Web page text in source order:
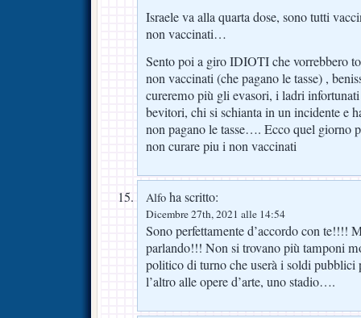
Israele va alla quarta dose, sono tutti
non vaccinati…
Sento poi a giro IDIOTI che vorrebbero
non vaccinati (che pagano le tasse) ,
cureremo più gli evasori, i ladri
bevitori, chi si schianta in un incidente e
non pagano le tasse…. Ecco quel giorno
non curare piu i non vaccinati
Alfo ha scritto:
Dicembre 27th, 2021 alle 14:54
Sono perfettamente d’accordo con te!!!!
parlando!!! Non si trovano più tamponi
politico di turno che userà i soldi pubblici
l’altro alle opere d’arte, uno stadio….